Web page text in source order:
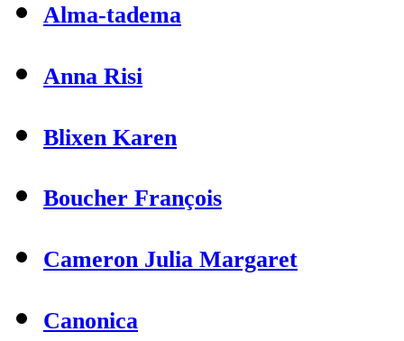
Alma-tadema
Anna Risi
Blixen Karen
Boucher François
Cameron Julia Margaret
Canonica